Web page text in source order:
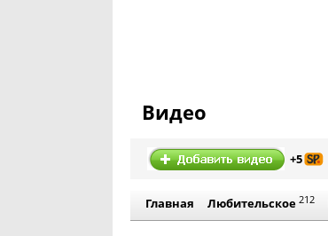
Видео
+5
Главная Любительское 212